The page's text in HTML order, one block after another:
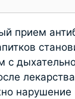
прием
с
нарушение